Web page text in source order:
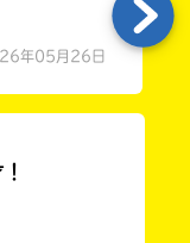
年05月26日